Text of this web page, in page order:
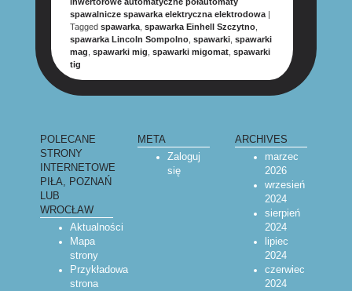
spawalnicze spawarka elektryczna elektrodowa |
Tagged spawarka, spawarka Einhell Szczytno,
spawarka Lincoln Sompolno, spawarki, spawarki
mag spawarki mig spawarki migomat, spawarki
tig
POLECANE
STRONY
INTERNETOWE
PIŁA, POZNAŃ
LUB
WROCŁAW
Aktualności
Mapa
strony
Przykładowa
strona
META
Zaloguj
się
ARCHIVES
marzec
2026
wrzesień
2024
sierpień
2024
lipiec
2024
czerwiec
2024